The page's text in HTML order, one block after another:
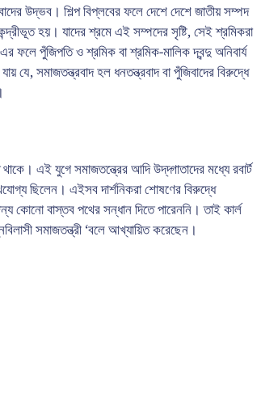
উদ্ভব। শিল্প বিপ্লবের ফলে দেশে দেশে জাতীয় সম্পদ
হয়। যাদের শ্রমে এই সম্পদের সৃষ্টি, সেই শ্রমিকরা
ফলে পুঁজিপতি ও শ্রমিক বা শ্রমিক-মালিক দ্বন্দু অনিবার্য
সমাজতন্ত্রবাদ হল ধনতন্ত্রবাদ বা পুঁজিবাদের বিরুদ্ধে
এই যুগে সমাজতন্ত্রের আদি উদ্‌দ্গাতাদের মধ্যে রবার্ট
ছিলেন। এইসব দার্শনিকরা শোষণের বিরুদ্ধে
কোনো বাস্তব পথের সন্ধান দিতে পারেননি। তাই কার্ল
সমাজতন্ত্রী ‘বলে আখ্যায়িত করেছেন।